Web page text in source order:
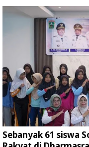
Sebanyak 61 siswa